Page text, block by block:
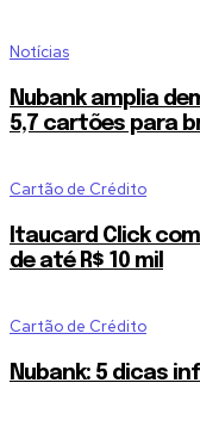
Notícias
Nubank amplia
5,7 cartões para
Cartão de Crédito
Itaucard Click
de até R$ 10 mil
Cartão de Crédito
Nubank: 5 dicas